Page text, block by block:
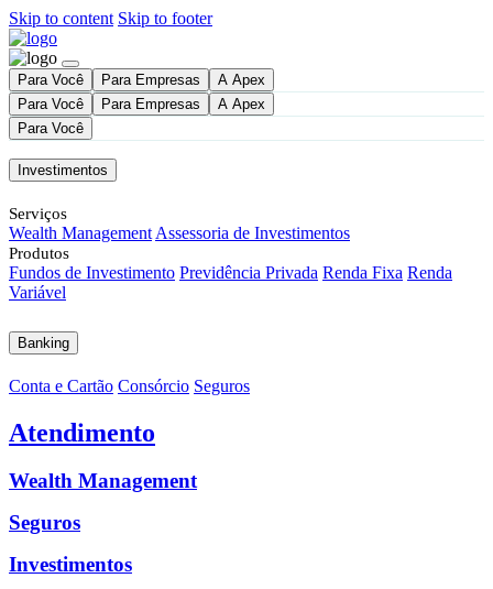
Skip to content Skip to footer
Para Você Para Empresas
A Apex
Para Você
Para Empresas
A Apex
Para Você
Investimentos
Serviços
Wealth Management Assessoria de Investimentos
Produtos
Fundos de Investimento Previdência Privada Renda Fixa Renda
Variável
Banking
Conta e Cartão Consórcio Seguros
Atendimento
Wealth Management
Seguros
Investimentos